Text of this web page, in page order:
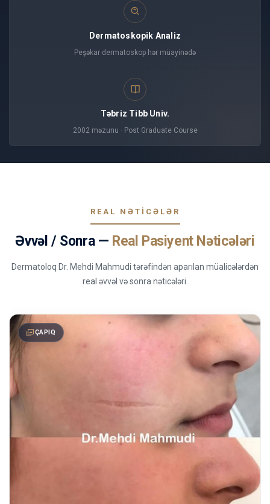
Dermatoskopik Analiz
Peşəkar dermatoskop hər müayinədə
Təbriz Tibb Univ.
2002 məzunu · Post Graduate Course
REAL NƏTICƏLƏR
Əvvəl / Sonra — Real Pasiyent Nəticələri
Dermatoloq Dr. Mehdi Mahmudi tərəfindən aparılan müalicələrdən
real əvvəl və sonra nəticələri.
BOTOKS